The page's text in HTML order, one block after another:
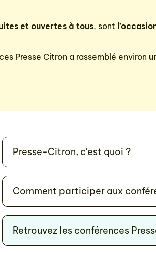
et ouvertes à tous, sont
Presse Citron a rassemblé environ
Presse-Citron, c'est quoi ?
Comment participer aux
Retrouvez les conférences